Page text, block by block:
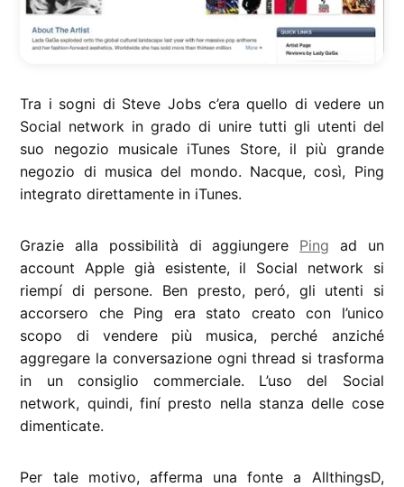
Tra i sogni di Steve Jobs c’era quello di vedere un
Social network in grado di unire tutti gli utenti del
suo negozio musicale iTunes Store, il più grande
negozio di musica del mondo. Nacque, così, Ping
integrato direttamente in iTunes.
Grazie alla possibilità di aggiungere Ping ad un
account Apple già esistente, il Social network si
riempí di persone. Ben presto, peró, gli utenti si
accorsero che Ping era stato creato con l’unico
scopo di vendere più musica, perché anziché
aggregare la conversazione ogni thread si trasforma
in un consiglio commerciale. L’uso del Social
network, quindi, finí presto nella stanza delle cose
dimenticate.
Per tale motivo, afferma una fonte a AllthingsD,